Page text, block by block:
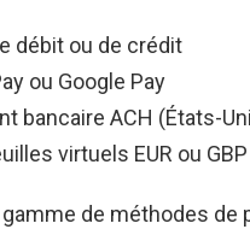
débit ou de crédit
ou Google Pay
bancaire ACH (États-
virtuels EUR ou
gamme de méthodes